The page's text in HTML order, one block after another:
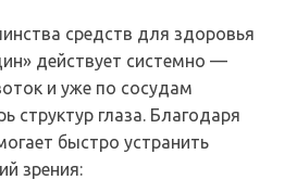
средств для здоровья
действует системно —
и уже по сосудам
структур глаза. Благодаря
быстро устранить
зрения: